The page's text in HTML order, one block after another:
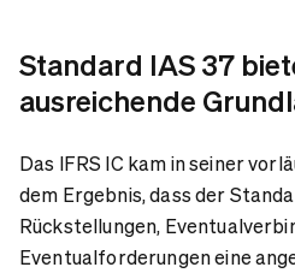
Standard IAS 37
ausreichende
Das IFRS IC kam in seiner
dem Ergebnis, dass der
Rückstellungen,
Eventualforderungen eine